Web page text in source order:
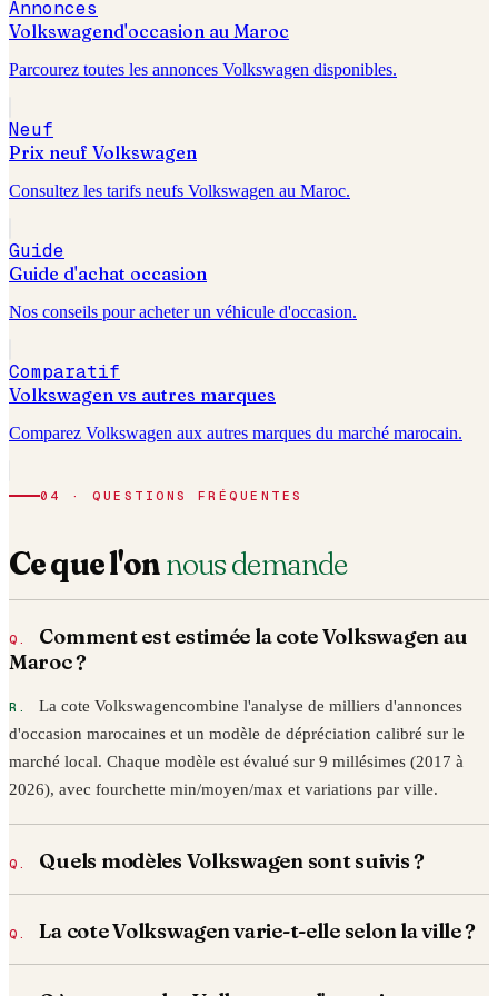
Annonces
Volkswagend'occasion au Maroc
Parcourez toutes les annonces Volkswagen disponibles.
Neuf
Prix neuf Volkswagen
Consultez les tarifs neufs Volkswagen au Maroc.
Guide
Guide d'achat occasion
Nos conseils pour acheter un véhicule d'occasion.
Comparatif
Volkswagen vs autres marques
Comparez Volkswagen aux autres marques du marché marocain.
04 · QUESTIONS FRÉQUENTES
Ce que l'onnous demande
Comment est estimée la coteVolkswagenau
Maroc ?
La coteVolkswagencombine l'analyse de milliers d'annonces
d'occasion marocaines et un modèle de dépréciation calibré sur le
marché local. Chaque modèle est évalué sur 9 millésimes (2017 à
2026), avec fourchette min/moyen/max et variations par ville.
Quels modèles Volkswagen sont suivis ?
La coteVolkswagenvarie-t-elle selon la ville ?